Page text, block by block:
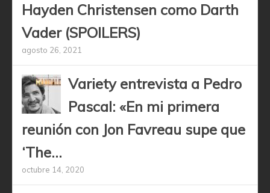
Hayden Christensen como Darth
Vader (SPOILERS)
agosto 26, 2021
Variety entrevista a Pedro
Pascal: «En mi primera
reunión con Jon Favreau supe que
‘The...
octubre 14, 2020